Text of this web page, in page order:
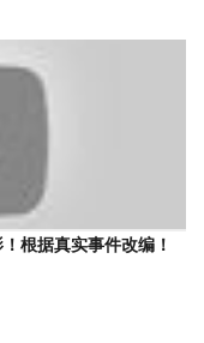
根据真实事件改编！